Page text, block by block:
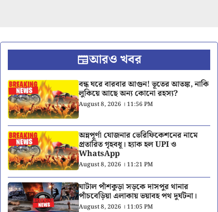
আরও খবর
বন্ধ ঘরে বারবার আগুন! ভূতের আতঙ্ক, নাকি
লুকিয়ে আছে অন্য কোনো রহস্য?
August 8, 2026 । 11:56 PM
অন্নপূর্ণা যোজনার ভেরিফিকেশনের নামে
প্রতারিত গৃহবধূ। হ্যাক হল UPI ও
WhatsApp
August 8, 2026 । 11:21 PM
ঘাটাল পাঁশকুড়া সড়কে দাসপুর থানার
পাঁচবেড়িয়া এলাকায় ভয়াবহ পথ দুর্ঘটনা।
August 8, 2026 । 11:05 PM